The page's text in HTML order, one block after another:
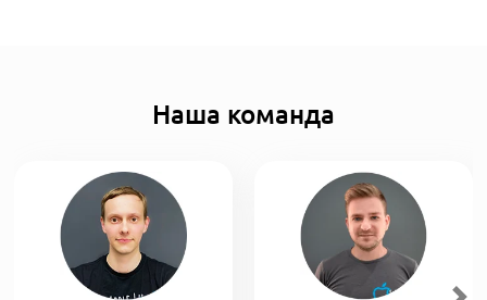
Наша команда